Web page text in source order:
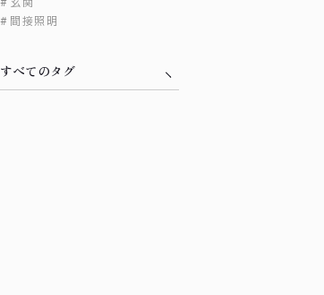
玄関
間接照明
すべてのタグ